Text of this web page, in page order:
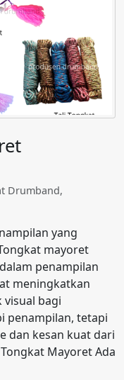
Drumband,
yang
mayoret
penampilan
meningkatkan
visual bagi
penampilan, tetapi
dan kesan kuat dari
Mayoret Ada